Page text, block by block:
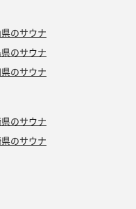
のサウナ
のサウナ
のサウナ
のサウナ
のサウナ